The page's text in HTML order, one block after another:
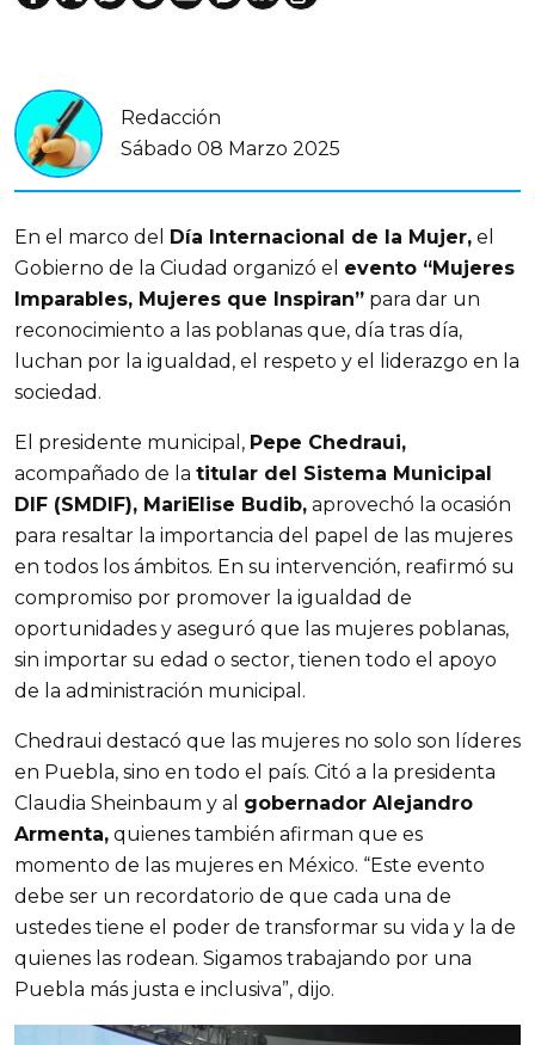
Redacción
Sábado 08 Marzo 2025
En el marco del Día Internacional de la Mujer, el
Gobierno de la Ciudad organizó el evento “Mujeres
Imparables, Mujeres que Inspiran” para dar un
reconocimiento a las poblanas que, día tras día,
luchan por la igualdad, el respeto y el liderazgo en la
sociedad.
El presidente municipal, Pepe Chedraui,
acompañado de la titular del Sistema Municipal
DIF (SMDIF), MariElise Budib, aprovechó la ocasión
para resaltar la importancia del papel de las mujeres
en todos los ámbitos. En su intervención, reafirmó su
compromiso por promover la igualdad de
oportunidades y aseguró que las mujeres poblanas,
sin importar su edad o sector, tienen todo el apoyo
de la administración municipal.
Chedraui destacó que las mujeres no solo son líderes
en Puebla, sino en todo el país. Citó a la presidenta
Claudia Sheinbaum y al gobernador Alejandro
Armenta, quienes también afirman que es
momento de las mujeres en México. “Este evento
debe ser un recordatorio de que cada una de
ustedes tiene el poder de transformar su vida y la de
quienes las rodean. Sigamos trabajando por una
Puebla más justa e inclusiva”, dijo.